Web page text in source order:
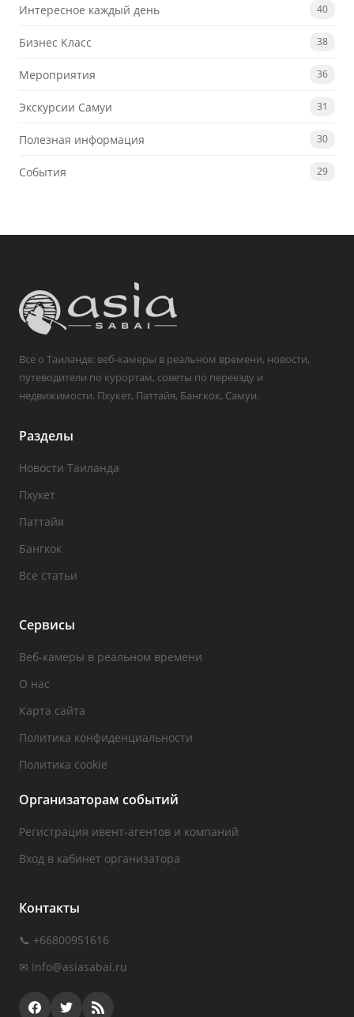
Интересное каждый день 40
Бизнес Класс 38
Мероприятия 36
Экскурсии Самуи 31
Полезная информация 30
События 29
Все о Таиланде: веб-камеры в реальном времени, новости,
путеводители по курортам, советы по переезду и
недвижимости. Пхукет, Паттайя, Бангкок, Самуи.
Разделы
Новости Таиланда
Пхукет
Паттайя
Бангкок
Все статьи
Сервисы
Веб-камеры в реальном времени
О нас
Карта сайта
Политика конфиденциальности
Политика cookie
Организаторам событий
Регистрация ивент-агентов и компаний
Вход в кабинет организатора
Контакты
📞 +66800951616
✉ info@asiasabai.ru